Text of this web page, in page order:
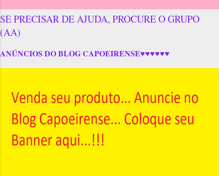
SE PRECISAR DE AJUDA, PROCURE O GRUPO
(AA)
ANÚNCIOS DO BLOG CAPOEIRENSE♥♥♥♥♥♥